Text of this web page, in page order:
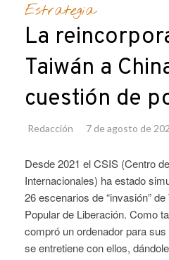
Estrategia
La
Taiwán a
cuestión de
Redacción 7 de agosto de
Desde 2021 el CSIS (Centro
Internacionales) ha estado
26 escenarios de “invasión”
Popular de Liberación. Como
compró un ordenador para
se entretiene con ellos,